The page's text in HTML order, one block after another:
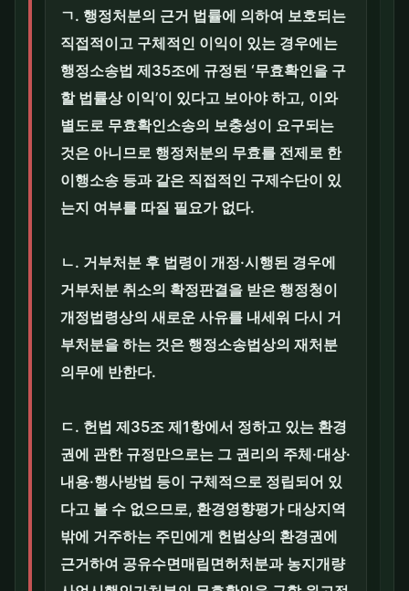
ㄱ. 행정처분의 근거 법률에 의하여 보호되는
직접적이고 구체적인 이익이 있는 경우에는
행정소송법 제35조에 규정된 ‘무효확인을 구
할 법률상 이익’이 있다고 보아야 하고, 이와
별도로 무효확인소송의 보충성이 요구되는
것은 아니므로 행정처분의 무효를 전제로 한
이행소송 등과 같은 직접적인 구제수단이 있
는지 여부를 따질 필요가 없다.
ㄴ. 거부처분 후 법령이 개정·시행된 경우에
거부처분 취소의 확정판결을 받은 행정청이
개정법령상의 새로운 사유를 내세워 다시 거
부처분을 하는 것은 행정소송법상의 재처분
의무에 반한다.
ㄷ. 헌법 제35조 제1항에서 정하고 있는 환경
권에 관한 규정만으로는 그 권리의 주체·대상·
내용·행사방법 등이 구체적으로 정립되어 있
다고 볼 수 없으므로, 환경영향평가 대상지역
밖에 거주하는 주민에게 헌법상의 환경권에
근거하여 공유수면매립면허처분과 농지개량